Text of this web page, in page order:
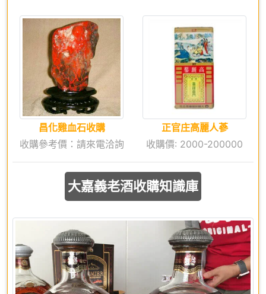
昌化雞血石收購
收購參考價：請來電洽詢
正官庄高麗人蔘
收購價: 2000-200000
大嘉義老酒收購知識庫